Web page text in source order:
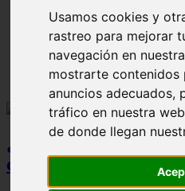
Usamos cookies y
rastreo para mejorar
navegación en
mostrarte contenidos
anuncios adecuados,
tráfico en nuestra
de donde llegan
▷ Zona Azul Córdoba 《
¿Qué Seat Ibiza
comprar?